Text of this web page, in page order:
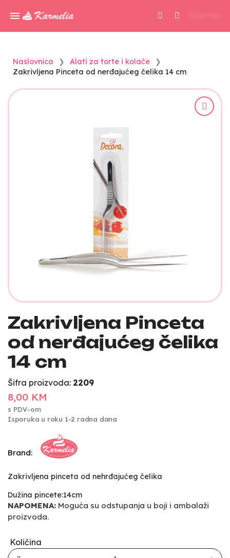
Naslovnica
Alati za torte i kolače
Zakrivljena Pinceta od nerđajućeg čelika 14 cm
Zakrivljena Pinceta
od nerđajućeg čelika
14 cm
Šifra proizvoda: 2209
8,00 KM
s PDV-om
Isporuka u roku 1-2 radna dana
Brand:
Zakrivljena pinceta od nehrđajućeg čelika
Dužina pincete:14cm
NAPOMENA: Moguća su odstupanja u boji i ambalaži
proizvoda.
Količina